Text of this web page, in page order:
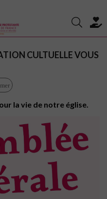
CULTUELLE VOUS
la vie de notre église.